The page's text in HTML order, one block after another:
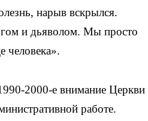
нарыв вскрылся.
и дьяволом. Мы просто
человека».
2000-е внимание Церкви
работе.